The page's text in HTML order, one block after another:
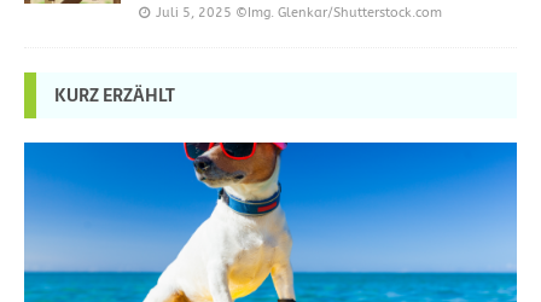
Juli 5, 2025 ©Img. Glenkar/Shutterstock.com
KURZ ERZÄHLT